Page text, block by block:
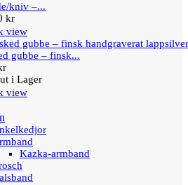
kniv –...
kr
view
gubbe – finsk...
i Lager
view
Kazka-armband